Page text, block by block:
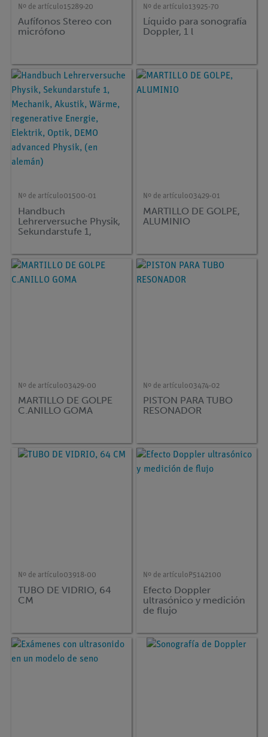
Nº de artículo15289-20
Aufífonos Stereo con
micrófono
Nº de artículo13925-70
Líquido para sonografía
Doppler, 1 l
Nº de artículo01500-01
Handbuch
Lehrerversuche Physik,
Sekundarstufe 1,
Wärme, regenerative
Energie, Elektrik, Optik,
DEMO advanced
Physik, (en alemán)
Nº de artículo03429-01
MARTILLO DE GOLPE,
ALUMINIO
Nº de artículo03429-00
MARTILLO DE GOLPE
C.ANILLO GOMA
Nº de artículo03474-02
PISTON PARA TUBO
RESONADOR
Nº de artículo03918-00
TUBO DE VIDRIO, 64
CM
Nº de artículo P5142100
Efecto Doppler
ultrasónico y medición
de flujo